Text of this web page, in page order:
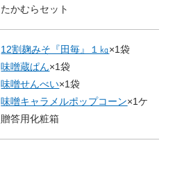
たかむらセット
12割麹みそ『田毎』１㎏×1袋
味噌蔵ぱん×1袋
味噌せんべい×1袋
味噌キャラメルポップコーン×1ケ
贈答用化粧箱